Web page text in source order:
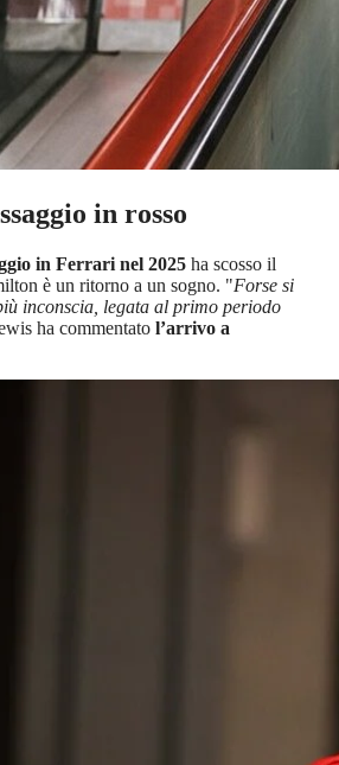
in rosso
in Ferrari nel 2025 ha scosso il
è un ritorno a un sogno. "Forse si
inconscia, legata al primo periodo
ha commentato l’arrivo a